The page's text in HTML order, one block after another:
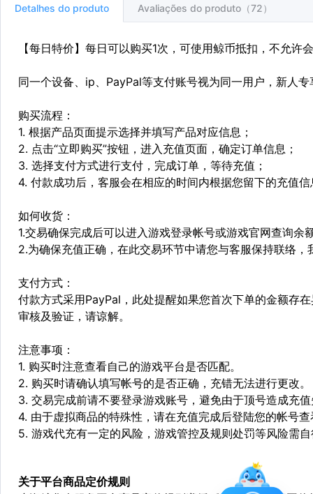
Detalhes do produto Avaliações do produto（72）
【每日特价】每日可以购买1次，可使用鲸币抵扣，不允许
同一个设备、ip、PayPal等支付账号视为同一用户，新人
购买流程：
1. 根据产品页面提示选择并填写产品对应信息；
2. 点击“立即购买”按钮，进入充值页面，确定订单信息；
3. 选择支付方式进行支付，完成订单，等待充值；
4. 付款成功后，客服会在相应的时间内根据您留下的充值
如何收货：
1.交易确保完成后可以进入游戏登录帐号或游戏官网查询余
2.为确保充值正确，在此交易环节中请您与客服保持联络
支付方式：
付款方式采用PayPal，此处提醒如果您首次下单的金额存
审核及验证，请谅解。
注意事项：
1. 购买时注意查看自己的游戏平台是否匹配。
2. 购买时请确认填写帐号的是否正确，充错无法进行更改。
3. 交易完成前请不要登录游戏账号，避免由于顶号造成充
4. 由于虚拟商品的特殊性，请在充值完成后登陆您的帐号
5. 游戏代充有一定的风险，游戏管控及规则处罚等风险需
关于平台商品定价规则